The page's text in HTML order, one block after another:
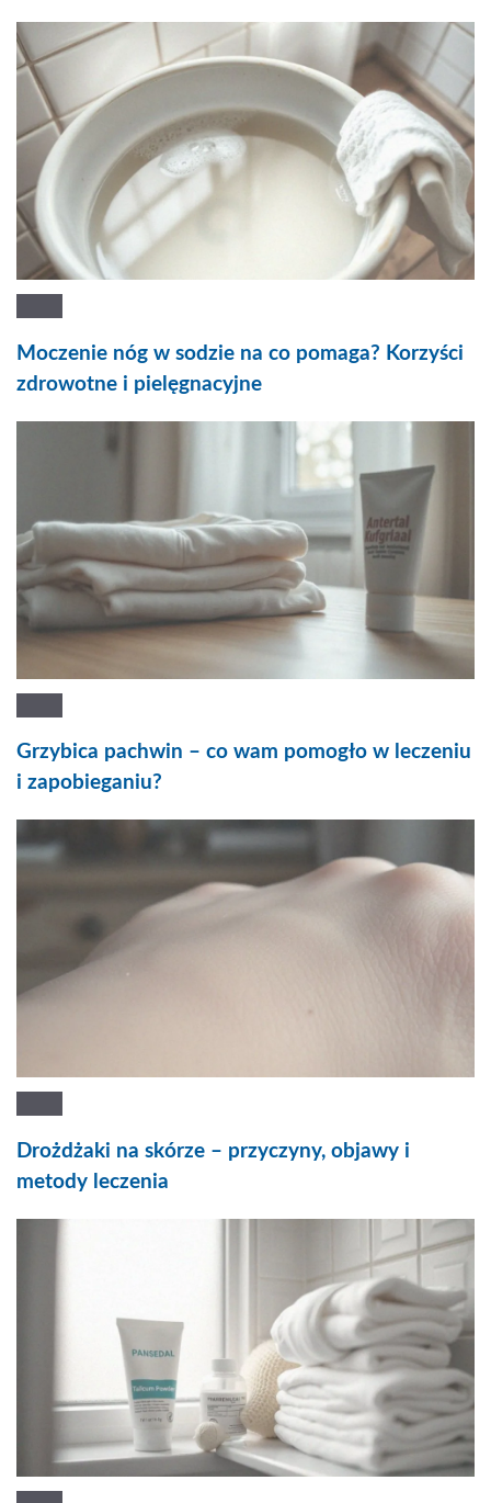
Moczenie nóg w sodzie na co pomaga? Korzyści
zdrowotne i pielęgnacyjne
Grzybica pachwin – co wam pomogło w leczeniu
i zapobieganiu?
Drożdżaki na skórze – przyczyny, objawy i
metody leczenia